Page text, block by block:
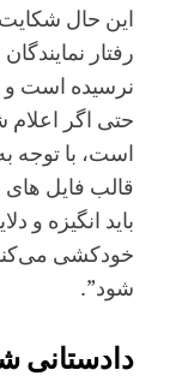
این حال شکایت
رفتار
نرسیده است و
حتی اگر
است، با توجه
قالب فایل
خودکشی
شود”.
دادستانی